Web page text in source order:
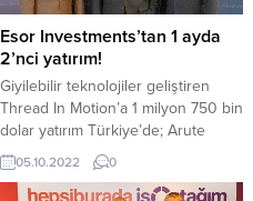
Esor Investments’tan 1 ayda
2’nci yatırım!
Giyilebilir teknolojiler geliştiren
Thread In Motion’a 1 milyon 750 bin
dolar yatırım Türkiye’de; Arute
Solutions, Segmentify, Prisync ve
Vispera girişimlerinin yatırımcısı
05.10.2022 0